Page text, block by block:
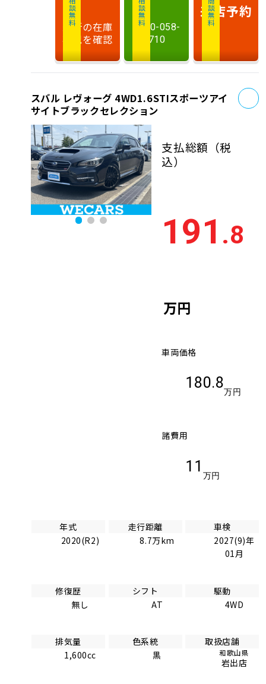
相談無料
最新の在庫
状況を確認
相談無料
0120-058-
710
商談無料
来店予約
スバル レヴォーグ 4WD1.6STIスポーツアイ
サイトブラックセレクション
支払総額 （税
込）
191 .8
万円
車両価格
180.8
万円
諸費用
11
万円
年式
2020(R2)
走行距離
8.7万km
車検
2027(9)年
01月
修復歴
無し
シフト
AT
駆動
4WD
排気量
1,600cc
色系統
黒
取扱店舗
和歌山県
岩出店